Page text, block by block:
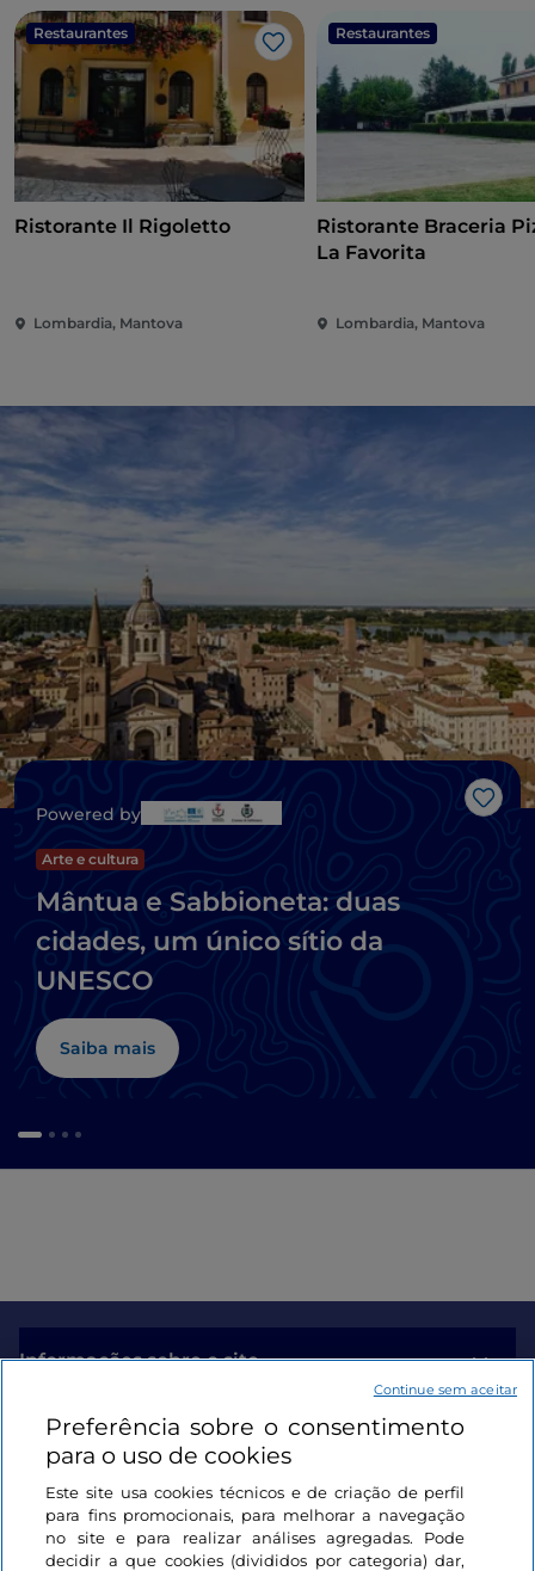
Restaurantes
Gosto
Ristorante Il Rigoletto
Lombardia, Mantova
Restaurantes
Ristorante Braceria
La Favorita
Lombardia, Mantova
Powered by
Arte e cultura
Mântua e Sabbioneta: duas
cidades, um único sítio da
UNESCO
Saiba mais
Informações sobre o site
Ligações úteis
Iniciar sessão
Mantenha-se em contacto
Preferência sobre o consentimento
para o uso de cookies
Este site usa cookies técnicos e de criação de perfil
para fins promocionais, para melhorar a navegação
no site e para realizar análises agregadas. Pode
decidir a que cookies (divididos por categoria) dar,
Continue sem aceitar